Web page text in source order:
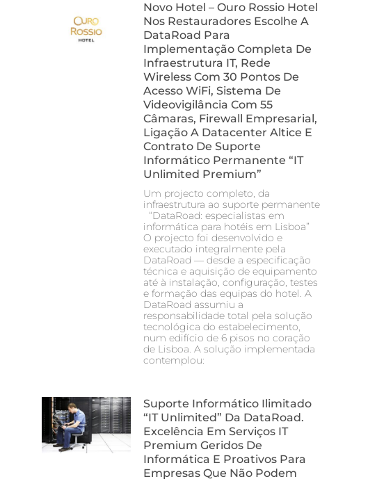
Novo Hotel – Ouro Rossio Hotel
Nos Restauradores Escolhe A
DataRoad Para
Implementação Completa De
Infraestrutura IT, Rede
Wireless Com 30 Pontos De
Acesso WiFi, Sistema De
Videovigilância Com 55
Câmaras, Firewall Empresarial,
Ligação A Datacenter Altice E
Contrato De Suporte
Informático Permanente “IT
Unlimited Premium”
Um projecto completo, da
infraestrutura ao suporte permanente
“DataRoad: especialistas em
informática para hotéis em Lisboa”
O projecto foi desenvolvido e
executado integralmente pela
DataRoad — desde a especificação
técnica e aquisição de equipamento
até à instalação, configuração, testes
e formação das equipas do hotel. A
DataRoad assumiu a
responsabilidade total pela solução
tecnológica do estabelecimento,
num edifício de 6 pisos no coração
de Lisboa. A solução implementada
contemplou:
Suporte Informático Ilimitado
“IT Unlimited” Da DataRoad.
Excelência Em Serviços IT
Premium Geridos De
Informática E Proativos Para
Empresas Que Não Podem